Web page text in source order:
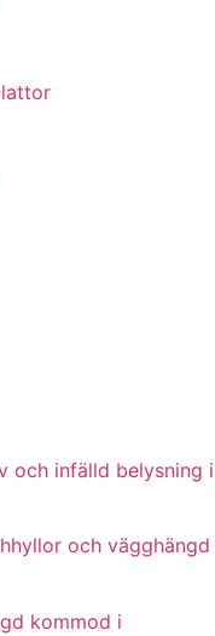
och infälld belysning i
och vägghängd
kommod i